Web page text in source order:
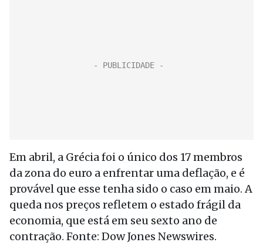
Em abril, a Grécia foi o único dos 17 membros
da zona do euro a enfrentar uma deflação, e é
provável que esse tenha sido o caso em maio. A
queda nos preços refletem o estado frágil da
economia, que está em seu sexto ano de
contração. Fonte: Dow Jones Newswires.